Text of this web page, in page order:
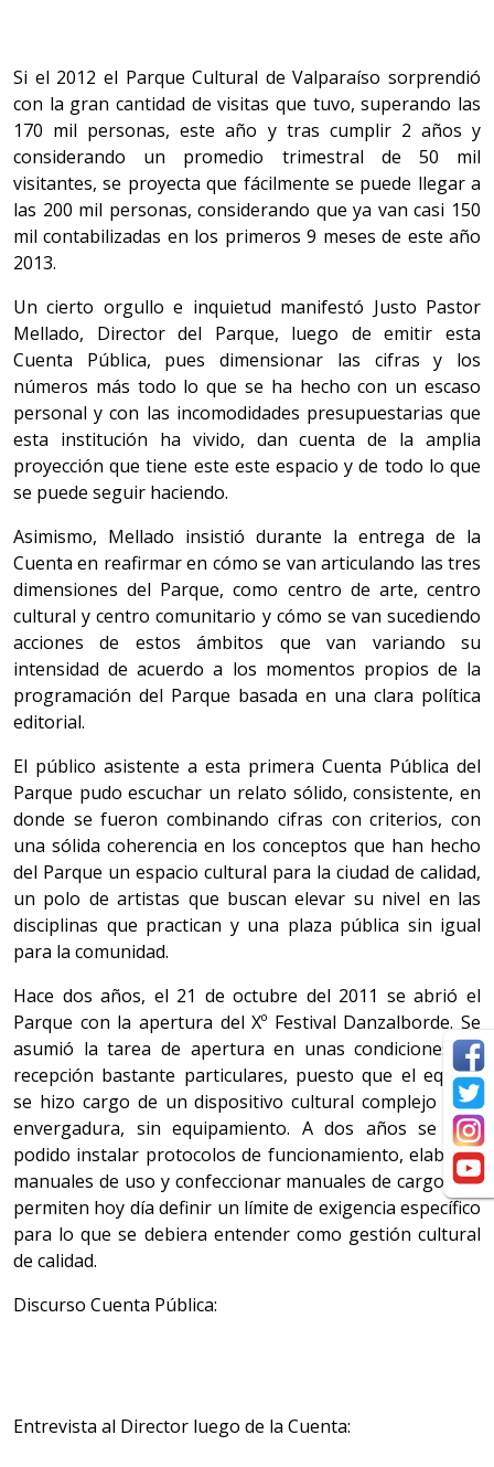
Si el 2012 el Parque Cultural de Valparaíso sorprendió
con la gran cantidad de visitas que tuvo, superando las
170 mil personas, este año y tras cumplir 2 años y
considerando un promedio trimestral de 50 mil
visitantes, se proyecta que fácilmente se puede llegar a
las 200 mil personas, considerando que ya van casi 150
mil contabilizadas en los primeros 9 meses de este año
2013.
Un cierto orgullo e inquietud manifestó Justo Pastor
Mellado, Director del Parque, luego de emitir esta
Cuenta Pública, pues dimensionar las cifras y los
números más todo lo que se ha hecho con un escaso
personal y con las incomodidades presupuestarias que
esta institución ha vivido, dan cuenta de la amplia
proyección que tiene este este espacio y de todo lo que
se puede seguir haciendo.
Asimismo, Mellado insistió durante la entrega de la
Cuenta en reafirmar en cómo se van articulando las tres
dimensiones del Parque, como centro de arte, centro
cultural y centro comunitario y cómo se van sucediendo
acciones de estos ámbitos que van variando su
intensidad de acuerdo a los momentos propios de la
programación del Parque basada en una clara política
editorial.
El público asistente a esta primera Cuenta Pública del
Parque pudo escuchar un relato sólido, consistente, en
donde se fueron combinando cifras con criterios, con
una sólida coherencia en los conceptos que han hecho
del Parque un espacio cultural para la ciudad de calidad,
un polo de artistas que buscan elevar su nivel en las
disciplinas que practican y una plaza pública sin igual
para la comunidad.
Hace dos años, el 21 de octubre del 2011 se abrió el
Parque con la apertura del Xº Festival Danzalborde. Se
asumió la tarea de apertura en unas condiciones de
recepción bastante particulares, puesto que el equipo
se hizo cargo de un dispositivo cultural complejo y de
envergadura, sin equipamiento. A dos años se han
podido instalar protocolos de funcionamiento, elaborar
manuales de uso y confeccionar manuales de cargo que
permiten hoy día definir un límite de exigencia específico
para lo que se debiera entender como gestión cultural
de calidad.
Discurso Cuenta Pública:
Entrevista al Director luego de la Cuenta: